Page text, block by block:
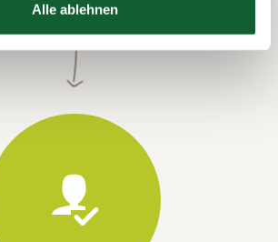
Alle ablehnen